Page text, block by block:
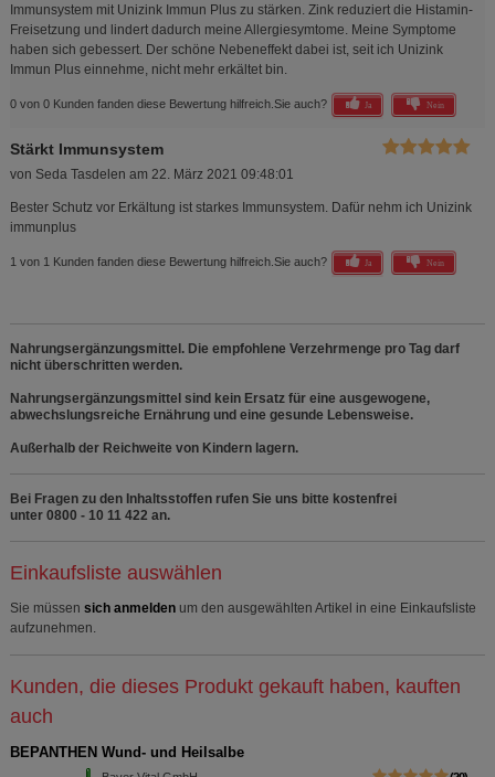
Immunsystem mit Unizink Immun Plus zu stärken. Zink reduziert die Histamin-
Freisetzung und lindert dadurch meine Allergiesymtome. Meine Symptome
haben sich gebessert. Der schöne Nebeneffekt dabei ist, seit ich Unizink
Immun Plus einnehme, nicht mehr erkältet bin.
0 von 0 Kunden fanden diese Bewertung hilfreich. Sie auch? Ja Nein
Stärkt Immunsystem
von Seda Tasdelen am 22. März 2021 09:48:01
Bester Schutz vor Erkältung ist starkes Immunsystem. Dafür nehm ich Unizink
immunplus
1 von 1 Kunden fanden diese Bewertung hilfreich. Sie auch? Ja Nein
Nahrungsergänzungsmittel. Die empfohlene Verzehrmenge pro Tag darf
nicht überschritten werden.
Nahrungsergänzungsmittel sind kein Ersatz für eine ausgewogene,
abwechslungsreiche Ernährung und eine gesunde Lebensweise.
Außerhalb der Reichweite von Kindern lagern.
Bei Fragen zu den Inhaltsstoffen rufen Sie uns bitte kostenfrei
unter 0800 - 10 11 422 an.
Einkaufsliste auswählen
Sie müssen sich anmelden um den ausgewählten Artikel in eine Einkaufsliste
aufzunehmen.
Kunden, die dieses Produkt gekauft haben, kauften
auch
BEPANTHEN Wund- und Heilsalbe